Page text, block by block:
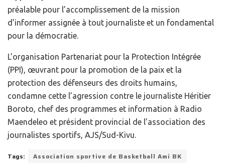
préalable pour l’accomplissement de la mission
d’informer assignée à tout journaliste et un fondamental
pour la démocratie.
L’organisation Partenariat pour la Protection Intégrée
(PPI), œuvrant pour la promotion de la paix et la
protection des défenseurs des droits humains,
condamne cette l’agression contre le journaliste Héritier
Boroto, chef des programmes et information à Radio
Maendeleo et président provincial de l’association des
journalistes sportifs, AJS/Sud-Kivu.
Tags: Association sportive de Basketball Ami BK